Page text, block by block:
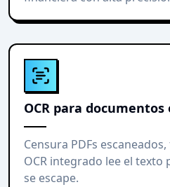
OCR para documentos
Censura PDFs
OCR integrado lee el texto
se escape.